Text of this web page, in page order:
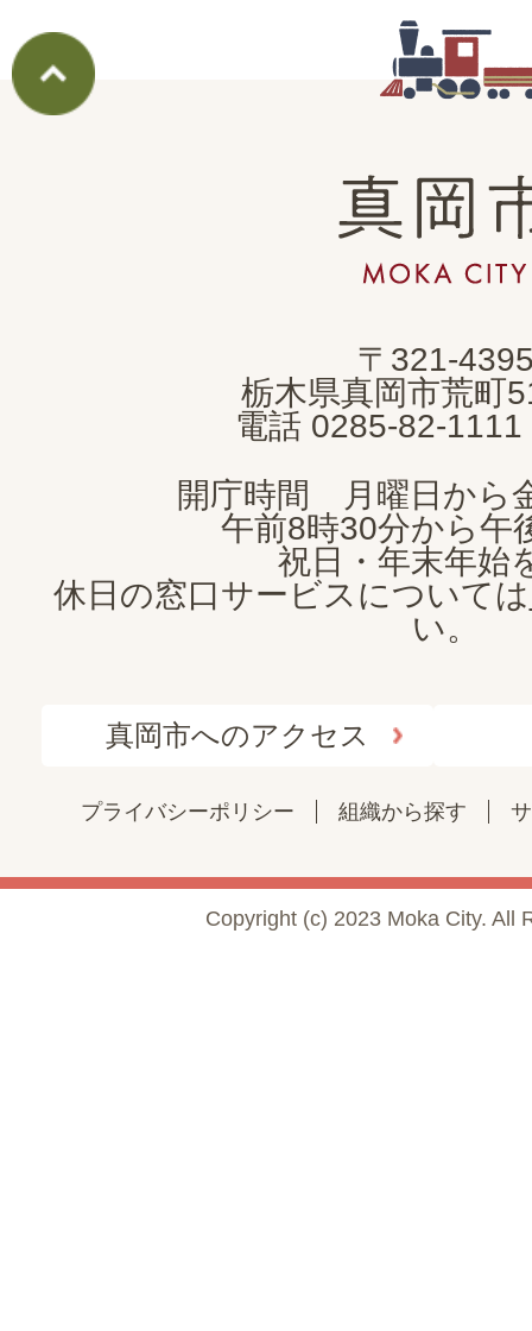
真
岡
市
CITY
〒321-
栃木県真岡市荒町
電話 0285-82-1111
開庁時間 月曜日から
午前8時30分から午
祝日・年末年始
休日の窓口サービスについては
い。
真岡市へのアクセス
プライバシーポリシー 組織から探す
Copyright (c) 2023 Moka City. All